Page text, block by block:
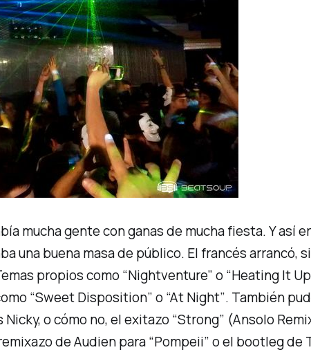
mucha gente con ganas de mucha fiesta. Y así
una buena masa de público. El francés arrancó,
propios como“Nightventure”o“Heating It
“Sweet Disposition”o“At Night”. También
o cómo no, el exitazo“Strong” (Ansolo
de Audien para“Pompeii”o el bootleg de